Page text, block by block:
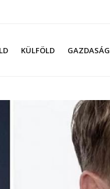
KÜLFÖLD GAZDASÁG